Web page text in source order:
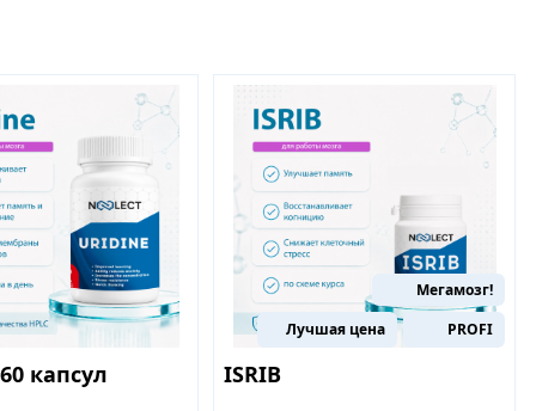
капсул
Мегамозг!
Лучшая цена
PROFI
ISRIB